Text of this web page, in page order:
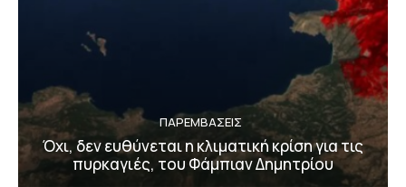
ΠΑΡΕΜΒΑΣΕΙΣ
Όχι, δεν ευθύνεται η κλιματική κρίση για τις
πυρκαγιές, του Φάμπιαν Δημητρίου